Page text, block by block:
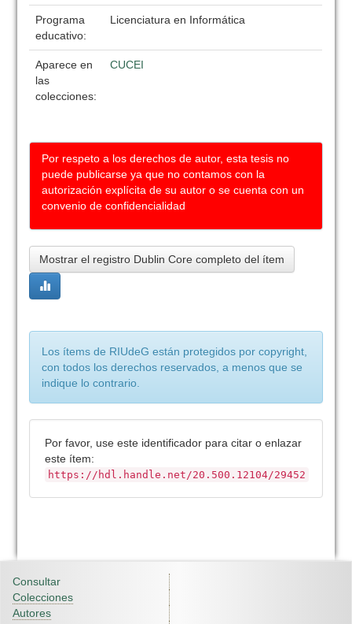
Programa
educativo:
Licenciatura en Informática
Aparece en
las
colecciones:
CUCEI
Por respeto a los derechos de autor, esta tesis no
puede publicarse ya que no contamos con la
autorización explícita de su autor o se cuenta con un
convenio de confidencialidad
Mostrar el registro Dublin Core completo del ítem
Los ítems de RIUdeG están protegidos por copyright,
con todos los derechos reservados, a menos que se
indique lo contrario.
Por favor, use este identificador para citar o enlazar
este ítem:
https://hdl.handle.net/20.500.12104/29452
Consultar
Colecciones
Autores